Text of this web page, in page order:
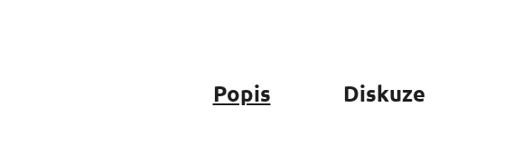
Popis Diskuze